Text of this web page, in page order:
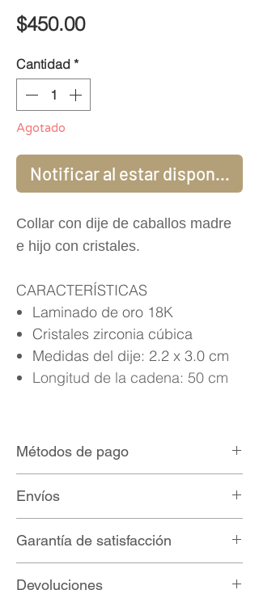
$450.00Precio
Cantidad *
Agotado
Notificar al estar disponible
Collar con dije de caballos madre
e hijo con cristales.
CARACTERÍSTICAS
Laminado de oro 18K
Cristales zirconia cúbica
Medidas del dije: 2.2 x 3.0 cm
Longitud de la cadena: 50 cm
Métodos de pago
MercadoPago
Paypal
Envíos
Fedex, DHL, UPS y Redpack.
Envíos gratis en compras mayores a
$2,000 MXN.
Garantía de satisfacción
Devoluciones